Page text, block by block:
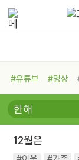
#유튜브 #명상
#비전캠프
#독서
#희망
#나눔 #
#독서
#건강
12월은